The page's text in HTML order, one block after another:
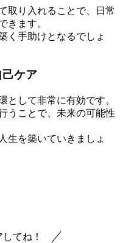
取り入れることで、日常
きます。
く手助けとなるでしょ
ケア
として非常に有効です。
うことで、未来の可能性
生を築いていきましょ
てね！